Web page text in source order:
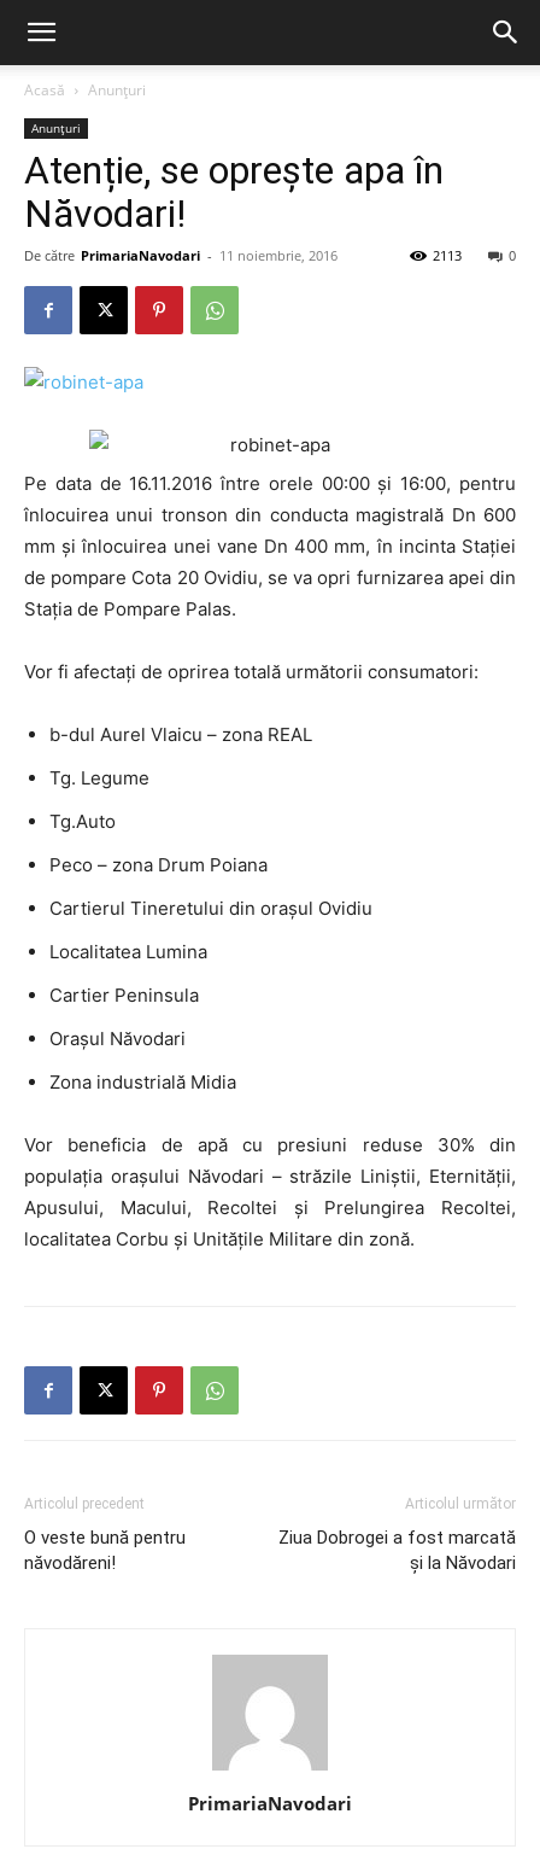
Acasă Anunțuri
Anunțuri
Atenție, se oprește apa în
Năvodari!
De către PrimariaNavodari - 11 noiembrie, 2016 0
2113
Pe data de 16.11.2016 între orele 00:00 și 16:00, pentru
înlocuirea unui tronson din conducta magistrală Dn 600
mm și înlocuirea unei vane Dn 400 mm, în incinta Stației
de pompare Cota 20 Ovidiu, se va opri furnizarea apei din
Stația de Pompare Palas.
Vor fi afectați de oprirea totală următorii consumatori:
b-dul Aurel Vlaicu – zona REAL
Tg. Legume
Tg.Auto
Peco – zona Drum Poiana
Cartierul Tineretului din orașul Ovidiu
Localitatea Lumina
Cartier Peninsula
Orașul Năvodari
Zona industrială Midia
Vor beneficia de apă cu presiuni reduse 30% din
populația orașului Năvodari – străzile Liniștii, Eternității,
Apusului, Macului, Recoltei și Prelungirea Recoltei,
localitatea Corbu și Unitățile Militare din zonă.
Articolul precedent
O veste bună pentru
năvodăreni!
Articolul următor
Ziua Dobrogei a fost marcată
și la Năvodari
PrimariaNavodari